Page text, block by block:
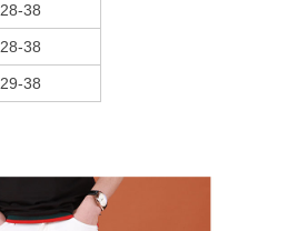
28-38
28-38
29-38